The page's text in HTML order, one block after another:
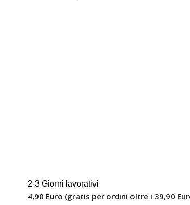
2-3 Giorni lavorativi
4,90 Euro (gratis per ordini oltre i 39,90